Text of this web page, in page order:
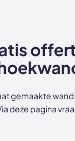
gemaakte
deze pagina